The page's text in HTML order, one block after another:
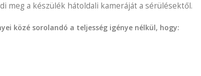
meg a készülék hátoldali kameráját a sérülésektől.
közé sorolandó a teljesség igénye nélkül, hogy: